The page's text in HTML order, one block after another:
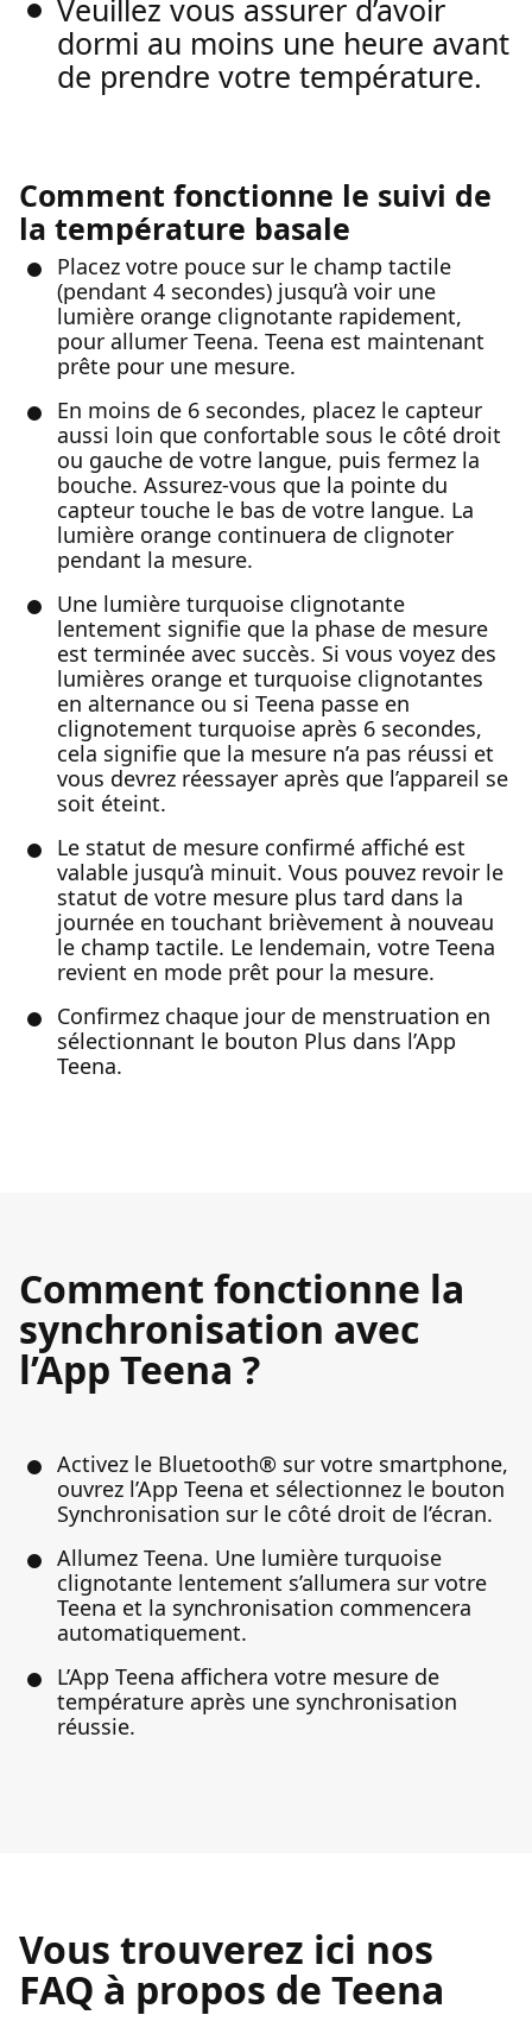
Veuillez vous assurer d’avoir
dormi au moins une heure avant
de prendre votre température.
Comment fonctionne le suivi de
la température basale
Placez votre pouce sur le champ tactile
(pendant 4 secondes) jusqu’à voir une
lumière orange clignotante rapidement,
pour allumer Teena. Teena est maintenant
prête pour une mesure.
En moins de 6 secondes, placez le capteur
aussi loin que confortable sous le côté droit
ou gauche de votre langue, puis fermez la
bouche. Assurez-vous que la pointe du
capteur touche le bas de votre langue. La
lumière orange continuera de clignoter
pendant la mesure.
Une lumière turquoise clignotante
lentement signifie que la phase de mesure
est terminée avec succès. Si vous voyez des
lumières orange et turquoise clignotantes
en alternance ou si Teena passe en
clignotement turquoise après 6 secondes,
cela signifie que la mesure n’a pas réussi et
vous devrez réessayer après que l’appareil se
soit éteint.
Le statut de mesure confirmé affiché est
valable jusqu’à minuit. Vous pouvez revoir le
statut de votre mesure plus tard dans la
journée en touchant brièvement à nouveau
le champ tactile. Le lendemain, votre Teena
revient en mode prêt pour la mesure.
Confirmez chaque jour de menstruation en
sélectionnant le bouton Plus dans l’App
Teena.
Comment fonctionne la
synchronisation avec
l’App Teena ?
Activez le Bluetooth® sur votre smartphone,
ouvrez l’App Teena et sélectionnez le bouton
Synchronisation sur le côté droit de l’écran.
Allumez Teena. Une lumière turquoise
clignotante lentement s’allumera sur votre
Teena et la synchronisation commencera
automatiquement.
L’App Teena affichera votre mesure de
température après une synchronisation
réussie.
Vous trouverez ici nos
FAQ à propos de Teena